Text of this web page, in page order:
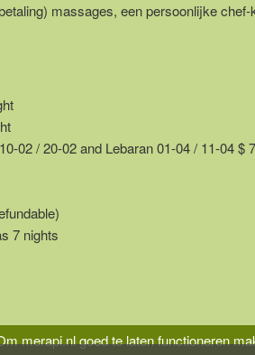
merapi.nl goed te laten functioneren
massages, een persoonlijke chef-
02 / 20-02 and Lebaran 01-04 / 11-04 $
7 nights